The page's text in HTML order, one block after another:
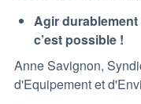
Agir
c’est possible !
Anne Savignon,
d'Equipement et